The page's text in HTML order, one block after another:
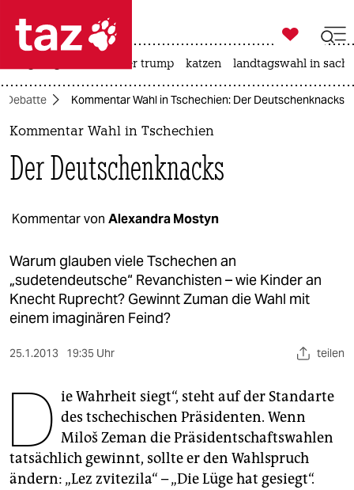
 taz zahl ich
taz zahl ich
politik
öko
gesellschaft
kultur
sport
berlin
nord
wahrheit
verlag

taz zahl ich
usa unter trump katzen landtagswahl in
Debatte Kommentar Wahl in Tschechien: Der Deutschenknacks
Kommentar Wahl in Tschechien
Der Deutschenknacks
Kommentar von Alexandra Mostyn
Warum glauben viele Tschechen an
„sudetendeutsche“ Revanchisten – wie Kinder an
Knecht Ruprecht? Gewinnt Zuman die Wahl mit
einem imaginären Feind?
25.1.2013 19:35 Uhr teilen
D ie Wahrheit siegt“, steht auf der Standarte
des tschechischen Präsidenten. Wenn
Miloš Zeman die Präsidentschaftswahlen
tatsächlich gewinnt, sollte er den Wahlspruch
ändern: „Lez zvitezila“ – „Die Lüge hat gesiegt“.